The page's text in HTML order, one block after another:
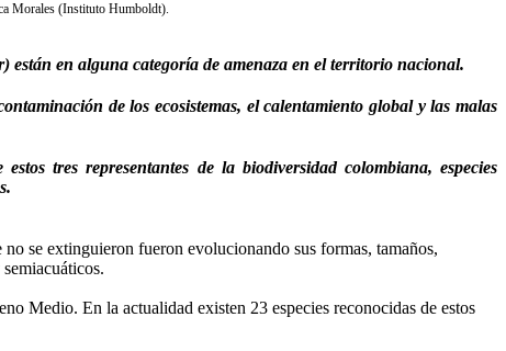
Morales (Instituto Humboldt).
en alguna categoría de amenaza en el territorio nacional.
de los ecosistemas, el calentamiento global y las malas
tres representantes de la biodiversidad colombiana, especies
se extinguieron fueron evolucionando sus formas, tamaños,
Medio. En la actualidad existen 23 especies reconocidas de estos